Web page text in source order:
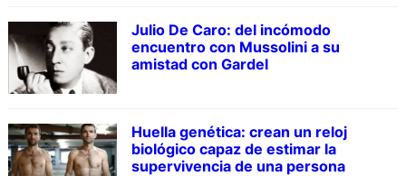
Julio De Caro: del incómodo
encuentro con Mussolini a su
amistad con Gardel
Huella genética: crean un reloj
biológico capaz de estimar la
supervivencia de una persona